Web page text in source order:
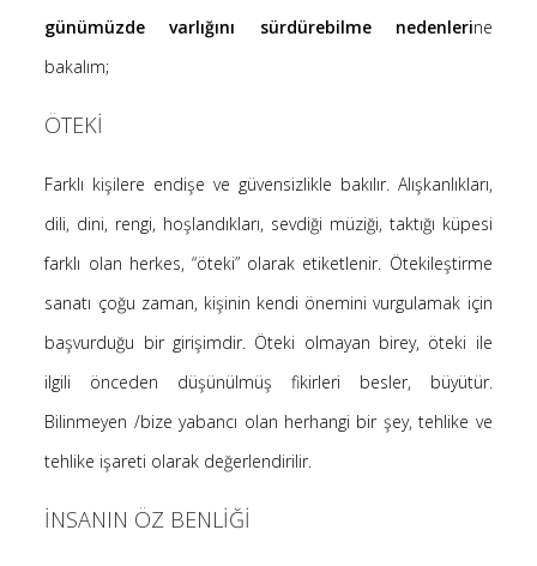
günümüzde varlığını sürdürebilme nedenlerine
bakalım;
ÖTEKİ
Farklı kişilere endişe ve güvensizlikle bakılır. Alışkanlıkları,
dili, dini, rengi, hoşlandıkları, sevdiği müziği, taktığı küpesi
farklı olan herkes, “öteki” olarak etiketlenir. Ötekileştirme
sanatı çoğu zaman, kişinin kendi önemini vurgulamak için
başvurduğu bir girişimdir. Öteki olmayan birey, öteki ile
ilgili önceden düşünülmüş fikirleri besler, büyütür.
Bilinmeyen /bize yabancı olan herhangi bir şey, tehlike ve
tehlike işareti olarak değerlendirilir.
İNSANIN ÖZ BENLİĞİ